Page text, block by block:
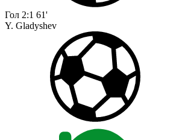
Гол 2:1 61'
Y. Gladyshev